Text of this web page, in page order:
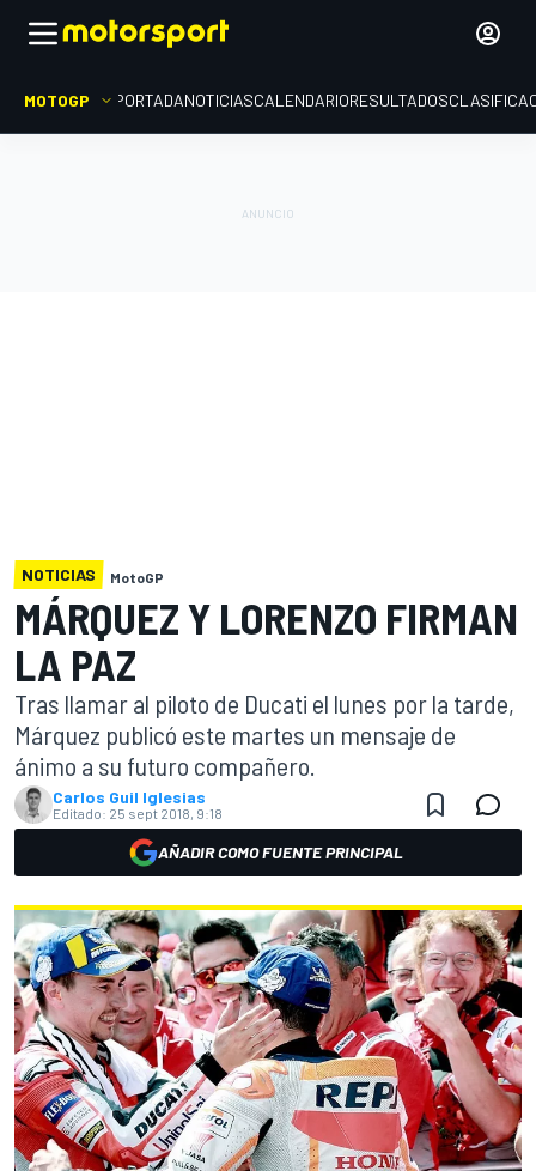
MOTOGP PORTADANOTICIASCALENDARIORESULTADOS
NOTICIAS MotoGP
MÁRQUEZ Y LORENZO FIRMAN
LA PAZ
Tras llamar al piloto de Ducati el lunes por la tarde,
Márquez publicó este martes un mensaje de
ánimo a su futuro compañero.
Carlos Guil Iglesias
Editado: 25 sept 2018, 9:18
AÑADIR COMO FUENTE PRINCIPAL